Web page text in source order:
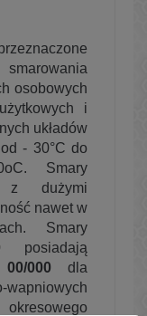
osobowych
i
układów
- 30°C do
Smary
z dużymi
nawet w
Smary
posiadają
000 dla